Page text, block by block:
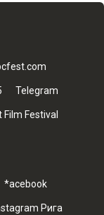
Telegram
Festival
*acebook
Рига